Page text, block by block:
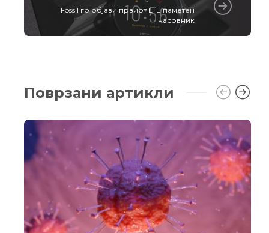
Fossil го објави првиот LTE паметен
часовник
Поврзани артикли